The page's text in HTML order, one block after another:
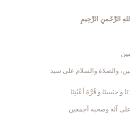
الرَّحْمنِ الرَّحِيمِ
والصلاة والسلام على سيد
و حبَيبينَا و قُرَّةَ أَعْيُنِنَا
آله وصحبه أجمعين